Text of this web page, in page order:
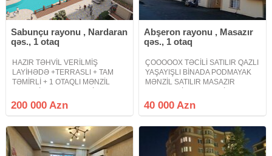
Sabunçu rayonu , Nardaran
qəs., 1 otaq
HAZIR TƏHVİL VERİLMİŞ
LAYİHƏDƏ +TERRASLI + TAM
TƏMİRLİ + 1 OTAQLI MƏNZİL
TƏCİLİ SATILIR ! MARİNA
VİLLAGE ! - Sea Breeze Resort ,
mərtəbə - 54.9 kv/m - terras
200 000 Azn
Abşeron rayonu , Masazır
qəs., 1 otaq
ÇOOOOOX TƏCİLİ SATILIR QAZLI
YAŞAYIŞLI BİNADA PODMAYAK
MƏNZİL SATILIR MASAZIR
YOLUN YAXINLIĞINDA BRİLYANT
ŞADLIQ SARAYININ ARXASINDA.
yolun yaxınlığında Brilyant
40 000 Azn